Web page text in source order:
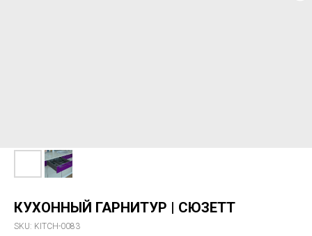
КУХОННЫЙ ГАРНИТУР | СЮЗЕТТ
SKU: KITCH-0083